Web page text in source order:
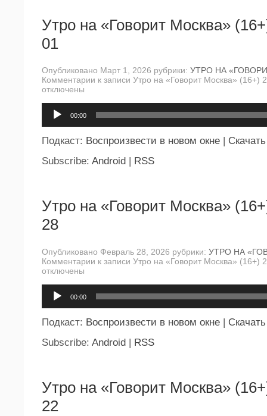
Утро на «Говорит Москва»
01
Опубликовано Март 1, 2026 рубрики: УТРО НА
Комментарии к записи Утро на «Говорит Москва» (16+)
отключены
00:00
Подкаст: Воспроизвести в новом окне
Скачать
Subscribe: Android RSS
Утро на «Говорит Москва»
28
Опубликовано Февраль 28, 2026 рубрики: УТРО НА
Комментарии к записи Утро на «Говорит Москва» (16+)
отключены
00:00
Подкаст: Воспроизвести в новом окне | Скачать
Subscribe: Android | RSS
Утро на «Говорит Москва»
22